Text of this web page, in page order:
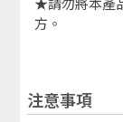
方。
注意事項